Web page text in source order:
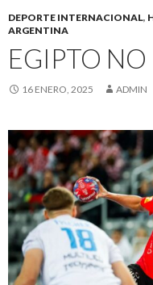
DEPORTE INTERNACIONAL,
ARGENTINA
EGIPTO
16 ENERO, 2025 ADMIN